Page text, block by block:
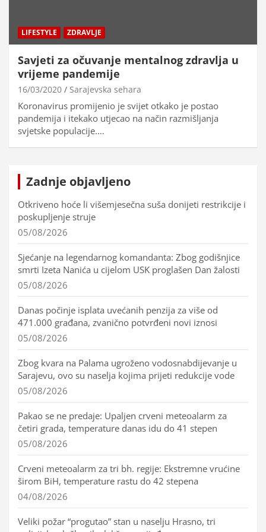
LIFESTYLE ZDRAVLJE
Savjeti za očuvanje mentalnog zdravlja u
vrijeme pandemije
16/03/2020 Sarajevska sehara
Koronavirus promijenio je svijet otkako je postao
pandemija i itekako utjecao na način razmišljanja
svjetske populacije.…
Zadnje objavljeno
Otkriveno hoće li višemjesečna suša donijeti restrikcije i
poskupljenje struje
05/08/2026
Sjećanje na legendarnog komandanta: Zbog godišnjice
smrti Izeta Nanića u cijelom USK proglašen Dan žalosti
05/08/2026
Danas počinje isplata uvećanih penzija za više od
471.000 građana, zvanično potvrđeni novi iznosi
05/08/2026
Zbog kvara na Palama ugroženo vodosnabdijevanje u
Sarajevu, ovo su naselja kojima prijeti redukcije vode
05/08/2026
Pakao se ne predaje: Upaljen crveni meteoalarm za
četiri grada, temperature danas idu do 41 stepen
05/08/2026
Crveni meteoalarm za tri bh. regije: Ekstremne vrućine
širom BiH, temperature rastu do 42 stepena
04/08/2026
Veliki požar “progutao” stan u naselju Hrasno, tri